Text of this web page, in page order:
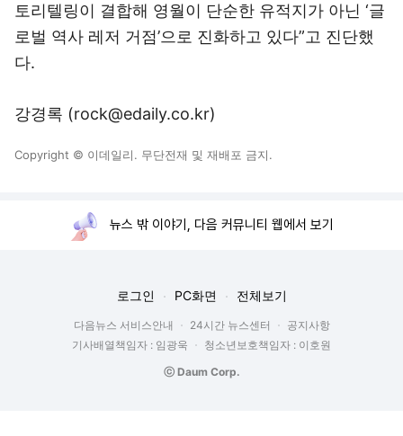
토리텔링이 결합해 영월이 단순한 유적지가 아닌 ‘글
로벌 역사 레저 거점’으로 진화하고 있다”고 진단했
다.
강경록 (rock@edaily.co.kr)
Copyright © 이데일리. 무단전재 및 재배포 금지.
뉴스 밖 이야기, 다음 커뮤니티 웹에서 보기
로그인 PC화면 전체보기
다음뉴스 서비스안내 24시간 뉴스센터
공지사항
기사배열책임자 : 임광욱
청소년보호책임자 : 이호원
ⓒ Daum Corp.